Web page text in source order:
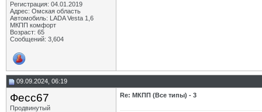
Регистрация: 04.01.2019
Адрес: Омская область
Автомобиль: LADA Vesta 1,6
МКПП комфорт
Возраст: 65
Сообщений: 3,604
09.09.2024, 06:19
Фесс67
Продвинутый
Re: МКПП (Все типы) - 3